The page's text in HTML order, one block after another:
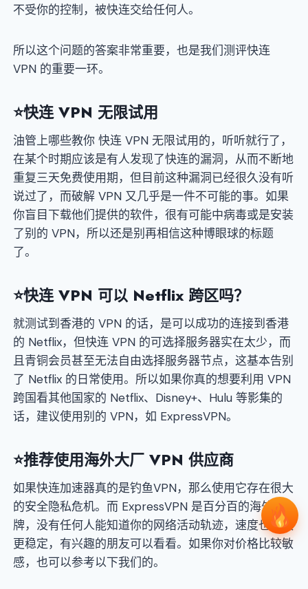
不受你的控制，被快连交给任何人。
所以这个问题的答案非常重要，也是我们测评快连
VPN 的重要一环。
⭐快连 VPN 无限试用
油管上哪些教你 快连 VPN 无限试用的，听听就行了，
在某个时期应该是有人发现了快连的漏洞，从而不断地
重复三天免费使用期，但目前这种漏洞已经很久没有听
说过了，而破解 VPN 又几乎是一件不可能的事。如果
你盲目下载他们提供的软件，很有可能中病毒或是安装
了别的 VPN，所以还是别再相信这种博眼球的标题
了。
⭐快连 VPN 可以 Netflix 跨区吗？
就测试到香港的 VPN 的话，是可以成功的连接到香港
的 Netflix，但快连 VPN 的可选择服务器实在太少，而
且青铜会员甚至无法自由选择服务器节点，这基本告别
了 Netflix 的日常使用。所以如果你真的想要利用 VPN
跨国看其他国家的 Netflix、Disney+、Hulu 等影集的
话，建议使用别的 VPN，如 ExpressVPN。
⭐推荐使用海外大厂 VPN 供应商
如果快连加速器真的是钓鱼VPN，那么使用它存在很大
的安全隐私危机。而 ExpressVPN 是百分百的海外品
牌，没有任何人能知道你的网络活动轨迹，速度也更快
更稳定，有兴趣的朋友可以看看。如果你对价格比较敏
感，也可以参考以下我们的。